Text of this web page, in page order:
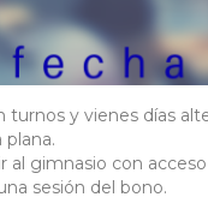
turnos y vienes días
al gimnasio con
sesión del bono.